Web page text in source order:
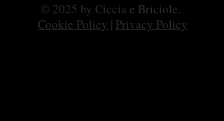
© 2025 by Ciccia e Briciole.
Cookie Policy | Privacy Policy